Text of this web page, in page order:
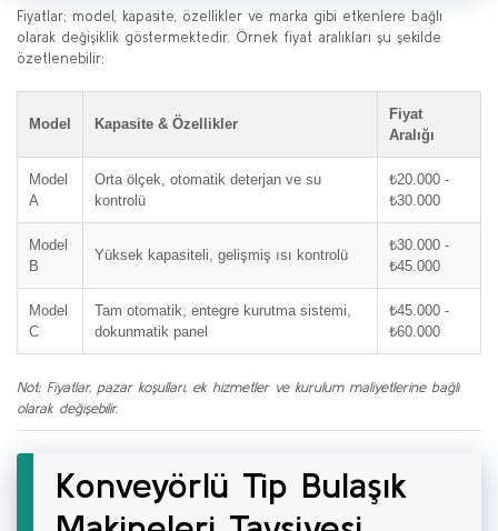
Fiyatlar; model, kapasite, özellikler ve marka gibi etkenlere bağlı
olarak değişiklik göstermektedir. Örnek fiyat aralıkları şu şekilde
özetlenebilir:
Model Kapasite & Özellikler
Fiyat
Aralığı
Model
A
Orta ölçek, otomatik deterjan ve su
kontrolü
₺20.000 -
₺30.000
Model
B
Yüksek kapasiteli, gelişmiş ısı kontrolü
₺30.000 -
₺45.000
Model
C
Tam otomatik, entegre kurutma sistemi,
dokunmatik panel
₺45.000 -
₺60.000
Not: Fiyatlar, pazar koşulları, ek hizmetler ve kurulum maliyetlerine bağlı
olarak değişebilir.
Konveyörlü Tip Bulaşık